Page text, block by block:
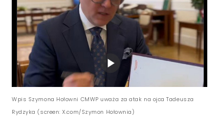
Wpis Szymona Hołowni CMWP uważa za atak na ojca Tadeusza
Rydzyka (screen: X.com/Szymon Hołownia)